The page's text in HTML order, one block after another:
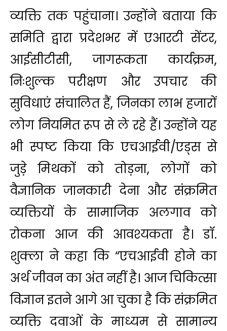
व्यक्ति तक पहुंचाना। उन्होंने बताया कि
समिति द्वारा प्रदेशभर में एआरटी सेंटर,
आईसीटीसी, जागरूकता कार्यक्रम,
निःशुल्क परीक्षण और उपचार की
सुविधाएं संचालित हैं, जिनका लाभ हजारों
लोग नियमित रूप से ले रहे हैं। उन्होंने यह
भी स्पष्ट किया कि एचआईवी/एड्स से
जुड़े मिथकों को तोड़ना, लोगों को
वैज्ञानिक जानकारी देना और संक्रमित
व्यक्तियों के सामाजिक अलगाव को
रोकना आज की आवश्यकता है। डॉ.
शुक्ला ने कहा कि “एचआईवी होने का
अर्थ जीवन का अंत नहीं है। आज चिकित्सा
विज्ञान इतने आगे आ चुका है कि संक्रमित
व्यक्ति दवाओं के माध्यम से सामान्य